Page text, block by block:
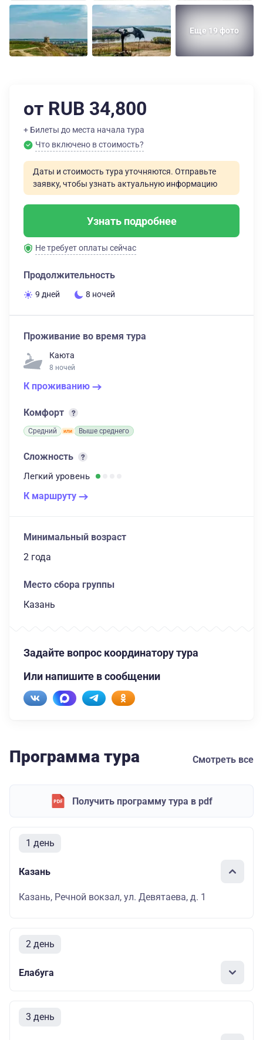
Еще 19 фото
от RUB 34,800
+ Билеты до места начала тура
Что включено в стоимость?
Даты и стоимость тура уточняются. Отправьте
заявку, чтобы узнать актуальную информацию
Узнать подробнее
Не требует оплаты сейчас
Продолжительность
9 дней 8 ночей
Проживание во время тура
Каюта
8 ночей
К проживанию
Комфорт
Средний Выше среднего
Сложность
Легкий уровень
К маршруту
Минимальный возраст
2 года
Место сбора группы
Казань
Задайте вопрос координатору тура
Или напишите в сообщении
Программа тура Смотреть все
Получить программу тура в pdf
1 день
Казань
Казань, Речной вокзал, ул. Девятаева, д. 1
2 день
Елабуга
3 день